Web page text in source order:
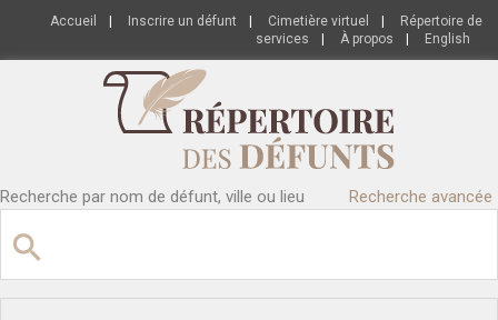
Accueil Inscrire un défunt Cimetière virtuel
Répertoire de
services
À propos English
Recherche par nom de défunt, ville ou lieu Recherche avancée